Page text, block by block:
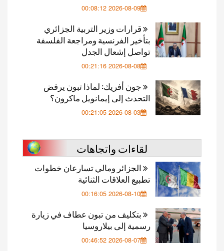
2026-08-09 00:08:12
قرارات وزير التربية الجزائري
بتأخير الفرنسية ومراجعة الفلسفة
تواصل إشعال الجدل
2026-08-08 00:21:16
جون أفريك: لماذا تبون يرفض
التحدث إلى إيمانويل ماكرون؟
2026-08-03 00:21:05
لقاءات واتجاهات
الجزائر ومالي تسارعان خطوات
تطبيع العلاقات الثنائية
2026-08-10 00:16:05
بتكليف من تبون عطاف في زيارة
رسمية إلى بيلاروسيا
2026-08-07 00:46:52